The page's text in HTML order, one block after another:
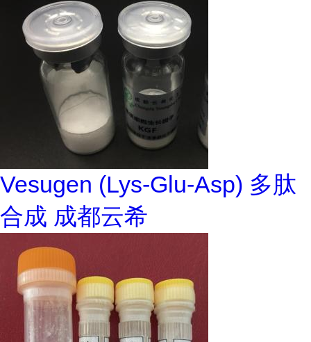
Vesugen (Lys-Glu-Asp) 多肽
合成 成都云希